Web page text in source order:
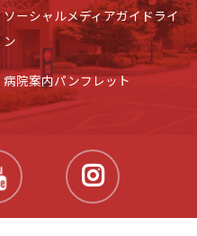
ソーシャルメディアガイドライ
ン
病院案内パンフレット